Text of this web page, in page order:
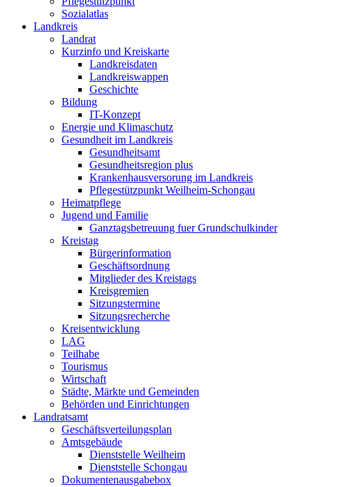
Sozialatlas
Landkreis
Landrat
Kurzinfo und Kreiskarte
Landkreisdaten
Landkreiswappen
Geschichte
Bildung
IT-Konzept
Energie und Klimaschutz
Gesundheit im Landkreis
Gesundheitsamt
Gesundheitsregion plus
Krankenhausversorung im Landkreis
Pflegestützpunkt Weilheim-Schongau
Heimatpflege
Jugend und Familie
Ganztagsbetreuung fuer Grundschulkinder
Kreistag
Bürgerinformation
Geschäftsordnung
Mitglieder des Kreistags
Kreisgremien
Sitzungstermine
Sitzungsrecherche
Kreisentwicklung
LAG
Teilhabe
Tourismus
Wirtschaft
Städte, Märkte und Gemeinden
Behörden und Einrichtungen
Landratsamt
Geschäftsverteilungsplan
Amtsgebäude
Dienststelle Weilheim
Dienststelle Schongau
Dokumentenausgabebox